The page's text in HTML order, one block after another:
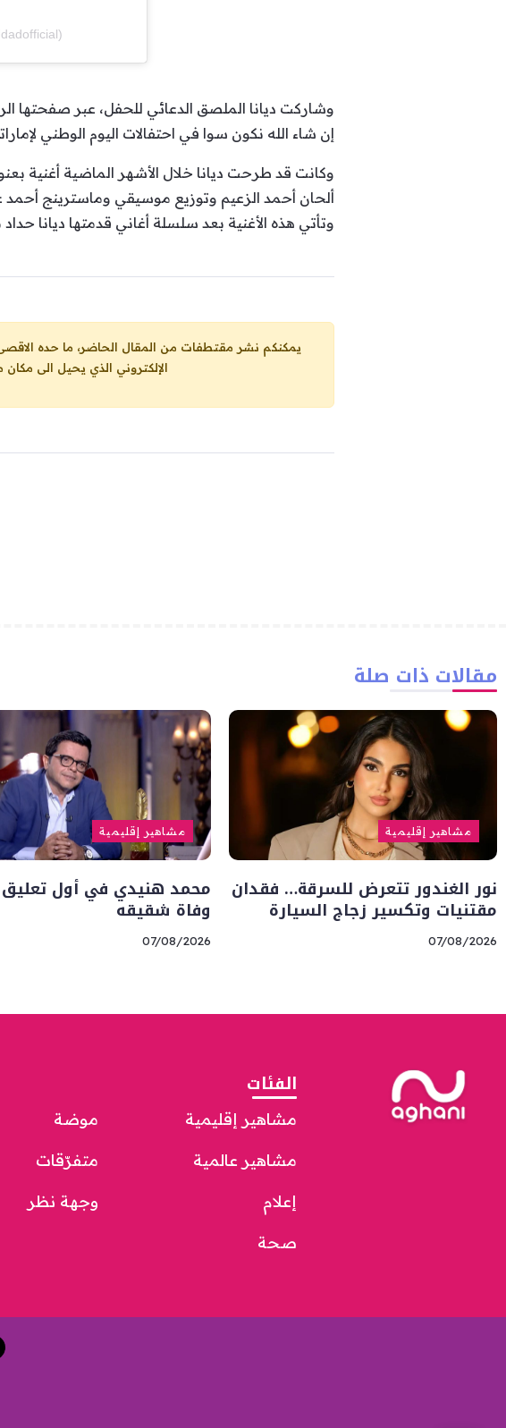
وشاركت ديانا الملصق الدعائي للحفل، عبر صفحتها
إن شاء الله نكون سوا في احتفالات اليوم الوطني
وكانت قد طرحت ديانا خلال الأشهر الماضية أغنية
ألحان أحمد الزعيم وتوزيع موسيقي وماسترينج أحمد
وتأتي هذه الأغنية بعد سلسلة أغاني قدمتها ديانا
يمكنكم نشر مقتطفات من المقال الحاضر، ما حده الاقصى 25% من مجموع المقال، شرط: ذكر اسم المؤلف والناشر ووضع
الإلكتروني الذي يحيل الى
مقالات ذات صلة
مشاهير إقليمية
نور الغندور تتعرض للسرقة… فقدان
مقتنيات وتكسير زجاج السيارة
07/08/2026
مشاهير إقليمية
محمد هنيدي في أول تعليق
وفاة شقيقه
07/08/2026
الفئات
مشاهير إقليمية
مشاهير عالمية
إعلام
صحة
موضة
متفرّقات
وجهة نظر